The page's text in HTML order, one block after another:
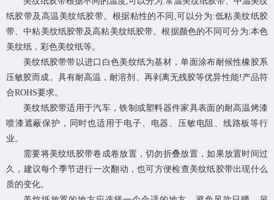
纸胶带及高温美纹纸胶带。根据粘性的不同,可以分为:低粘美纹纸胶
带、中粘美纹纸胶带及高粘美纹纸胶带。根据颜色的不同可分为:本色
美纹纸，彩色美纹纸等。
美纹纸胶带带以进口白色美纹纸为基材，单面涂布耐候性橡胶系
压敏胶而成。具有耐高温，耐溶剂、再剥离无残胶等优异性能!产品符
合ROHS要求。
美纹纸胶带适用于汽车，铁制或塑料器件家具表面的耐高温烤漆
喷漆遮蔽保护，同时也适用于电子、电器、压敏电阻、线路板等行
业。
需要将美纹纸胶带卷成卷放置，切勿折叠放置，如果放置时间过
久，建议每个季节进行一次翻动，也可方便检查美纹纸胶带出现什么
质的变化。